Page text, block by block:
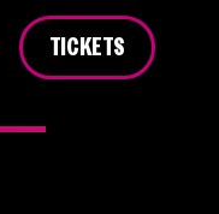
TICKETS